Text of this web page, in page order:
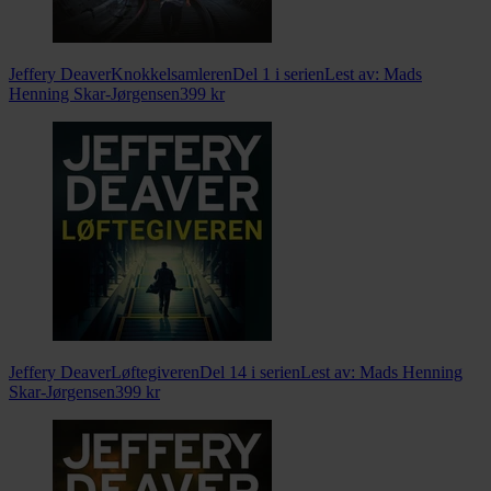
Jeffery DeaverKnokkelsamlerenDel 1 i serienLest av: Mads
Henning Skar-Jørgensen399 kr
Jeffery DeaverLøftegiverenDel 14 i serienLest av: Mads Henning
Skar-Jørgensen399 kr